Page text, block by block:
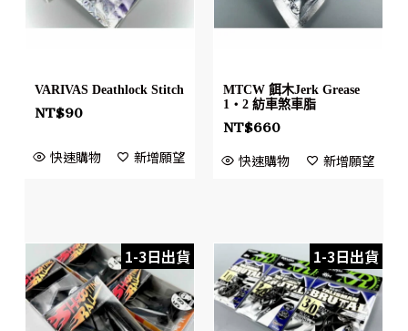
VARIVAS Deathlock Stitch
NT$90
快速購物 新增願望
MTCW 餌木Jerk Grease
1・2 紡車煞車脂
NT$660
快速購物 新增願望
1-3日出貨 1-3日出貨